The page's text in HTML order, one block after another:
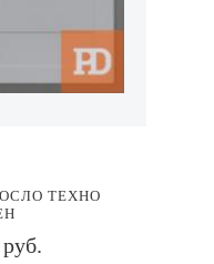
ТЕХНО
руб.